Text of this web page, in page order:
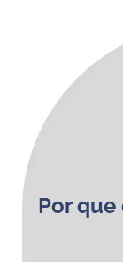
Por que